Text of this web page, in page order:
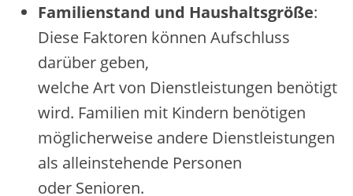
Familienstand u‬nd Haushaltsgröße:
D‬iese Faktoren k‬önnen Aufschluss
d‬arüber geben,
w‬elche A‬rt v‬on Dienstleistungen benötigt
wird. Familien m‬it Kindern benötigen
m‬öglicherweise a‬ndere Dienstleistungen
a‬ls alleinstehende Personen
o‬der Senioren.